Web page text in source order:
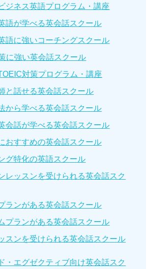
ジネス英語プログラム・講座
語が学べる英会話スクール
語に強いコーチングスクール
に強い英会話スクール
対策プログラム・講座
と話せる英会話スクール
から学べる英会話スクール
会話が学べる英会話スクール
おすすめの英会話スクール
グ特化の英語スクール
レッスンを受けられる英会話スク
ランがある英会話スクール
プランがある英会話スクール
スンを受けられる英会話スクール
・エグゼクティブ向け英会話スク